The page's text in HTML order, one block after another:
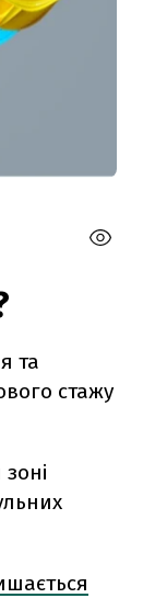
та
стажу